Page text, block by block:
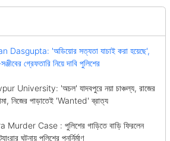
Dasgupta: 'অডিয়োর সত্যতা যাচাই করা হয়েছে',
গ্রেফতারি নিয়ে দাবি পুলিশের
University: 'অচল' যাদবপুরে নয়া চাঞ্চল্য, রাজের
নিজের পাড়াতেই 'Wanted' ব্রাত্য
Murder Case : পুলিশের গাড়িতে বাড়ি ফিরলেন
ঘটনায় পুলিশের পুনর্নির্মাণ